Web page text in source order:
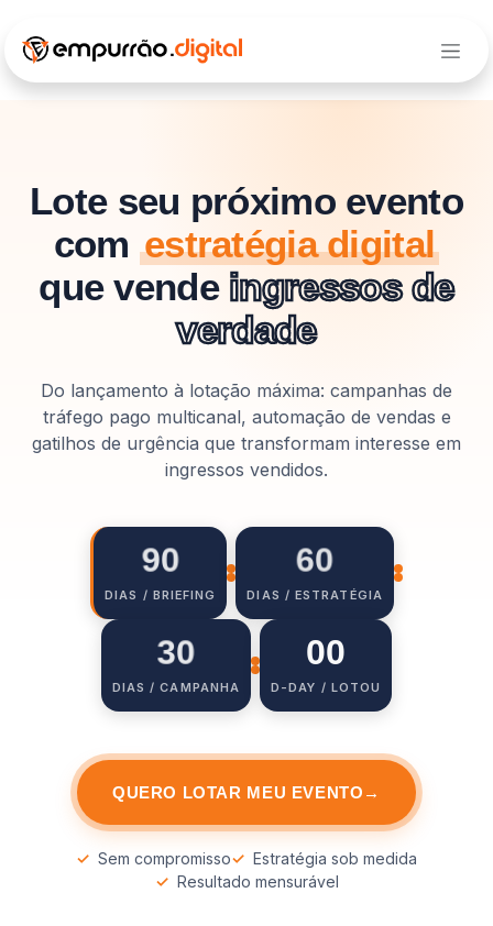
Lote seu próximo evento
com estratégia digital
que vende ingressos de
verdade
Do lançamento à lotação máxima: campanhas de
tráfego pago multicanal, automação de vendas e
gatilhos de urgência que transformam interesse em
ingressos vendidos.
90
DIAS / BRIEFING
60
DIAS / ESTRATÉGIA
30
DIAS / CAMPANHA
00
D-DAY / LOTOU
QUERO LOTAR MEU EVENTO →
✓ Sem compromisso✓ Estratégia sob medida
✓ Resultado mensurável